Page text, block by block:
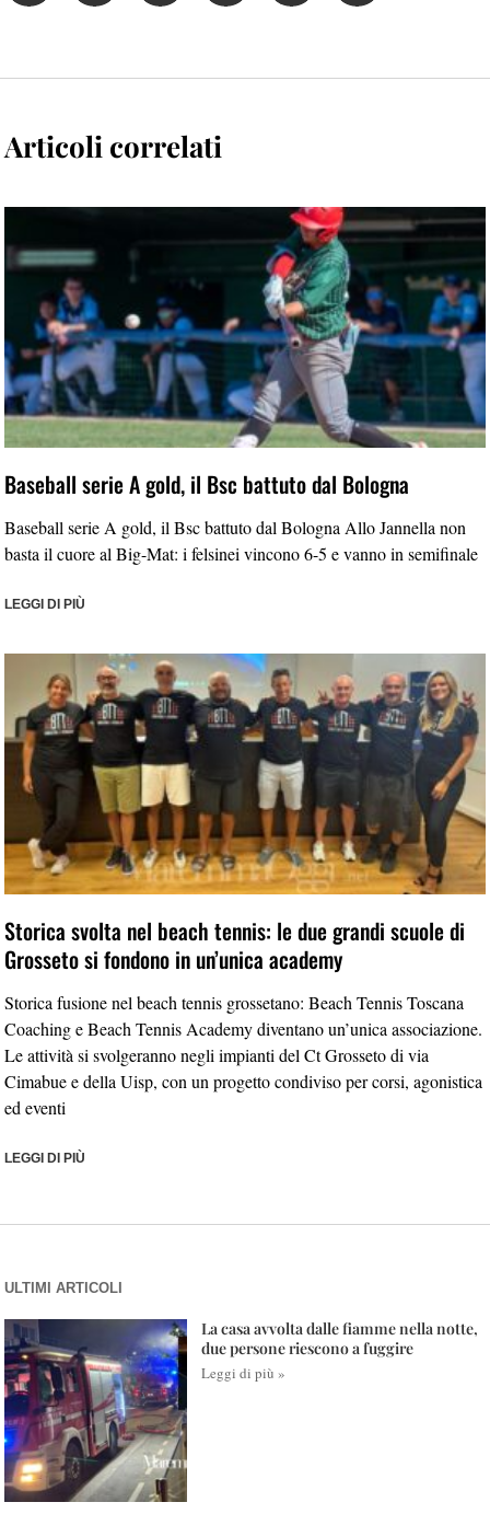
Articoli correlati
Baseball serie A gold, il Bsc battuto dal Bologna
Baseball serie A gold, il Bsc battuto dal Bologna Allo Jannella non
basta il cuore al Big-Mat: i felsinei vincono 6-5 e vanno in semifinale
LEGGI DI PIÙ
Storica svolta nel beach tennis: le due grandi scuole di
Grosseto si fondono in un’unica academy
Storica fusione nel beach tennis grossetano: Beach Tennis Toscana
Coaching e Beach Tennis Academy diventano un’unica associazione.
Le attività si svolgeranno negli impianti del Ct Grosseto di via
Cimabue e della Uisp, con un progetto condiviso per corsi, agonistica
ed eventi
LEGGI DI PIÙ
ULTIMI ARTICOLI
La casa avvolta dalle fiamme nella notte,
due persone riescono a fuggire
Leggi di più »